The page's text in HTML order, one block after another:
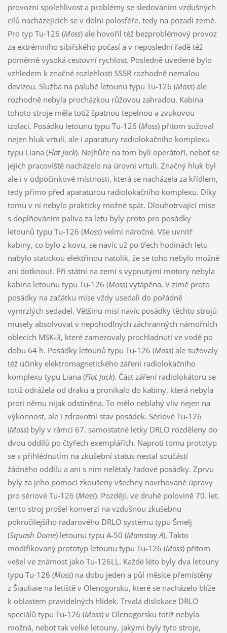
provozní spolehlivost a problémy se sledováním vzdušných
cílů nacházejících se v dolní polosféře, tedy na pozadí země.
Pro typ Tu-126 (Moss) ale hovořil též bezproblémový provoz
za extrémního sibiřského počasí a v neposlední řadě též
poměrně vysoká cestovní rychlost. Posledně uvedené bylo
vzhledem k značné rozlehlosti SSSR rozhodně nemalou
devízou. Služba na palubě letounu typu Tu-126 (Moss) ale
rozhodně nebyla procházkou růžovou zahradou. Kabina
tohoto stroje měla totiž špatnou tepelnou a zvukovou
izolaci. Posádku letounu typu Tu-126 (Moss) přitom sužoval
nejen hluk vrtulí, ale i aparatury radiolokačního komplexu
typu Liana (Flat Jack). Nejhůře na tom byli operátoři, neboť se
jejich pracoviště nacházelo na úrovni vrtulí. Značný hluk byl
ale i v odpočinkové místnosti, která se nacházela za křídlem,
tedy přímo před aparaturou radiolokačního komplexu. Díky
tomu v ní nebylo prakticky možné spát. Dlouhotrvající mise
s doplňováním paliva za letu byly proto pro posádky
letounů typu Tu-126 (Moss) velmi náročné. Vše uvnitř
kabiny, co bylo z kovu, se navíc už po třech hodinách letu
nabylo statickou elektřinou natolik, že se toho nebylo možné
ani dotknout. Při státní na zemi s vypnutými motory nebyla
kabina letounu typu Tu-126 (Moss) vytápěna. V zimě proto
posádky na začátku mise vždy usedali do pořádně
vymrzlých sedadel. Většinu misí navíc posádky těchto strojů
musely absolvovat v nepohodlných záchranných námořních
oblecích MSK-3, které zamezovaly prochladnutí ve vodě po
dobu 64 h. Posádky letounů typu Tu-126 (Moss) ale sužovaly
též účinky elektromagnetického záření radiolokačního
komplexu typu Liana (Flat Jack). Část záření radiolokátoru se
totiž odrážela od draku a pronikalo do kabiny, která nebyla
proti němu nijak odstíněna. To mělo neblahý vliv nejen na
výkonnost, ale i zdravotní stav posádek. Sériové Tu-126
(Moss) byly v rámci 67. samostatné letky DRLO rozděleny do
dvou oddílů po čtyřech exemplářích. Naproti tomu prototyp
se s přihlédnutím na zkušební status nestal součástí
žádného oddílu a ani s ním nelétaly řadové posádky. Zprvu
byly za jeho pomoci zkoušeny všechny navrhované úpravy
pro sériové Tu-126 (Moss). Později, ve druhé polovině 70. let,
tento stroj prošel konverzí na vzdušnou zkušebnu
pokročilejšího radarového DRLO systému typu Šmelj
(Squash Dome) letounu typu A-50 (Mainstay A). Takto
modifikovaný prototyp letounu typu Tu-126 (Moss) přitom
vešel ve známost jako Tu-126LL. Každé léto byly dva letouny
typu Tu-126 (Moss) na dobu jeden a půl měsíce přemístěny
z Šiauliaie na letiště v Olenogorsku, které se nacházelo blíže
k oblastem pravidelných hlídek. Trvalá dislokace DRLO
speciálů typu Tu-126 (Moss) v Olenogorsku totiž nebyla
možná, neboť tak velké letouny, jakými byly tyto stroje,